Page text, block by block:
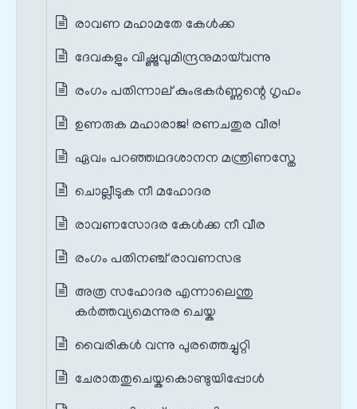
രാവണ മഹാമതേ കേൾക്ക
ദേവകളും വിഷ്ണുവുമിന്ദ്രനുമായ്‌വന്നു
രംഗം പതിന്നാല് കുംഭകർണ്ണന്റെ ഗൃഹം
ഉണരുക മഹാരാജ! രണചതുര വീര!
ഏവം പറഞ്ഞഥദശാനന മന്ത്രിണസ്തേ
ചൊല്ലീടുക നീ മഹോദര
രാവണസോദര കേൾക്ക നീ വീര
രംഗം പതിനഞ്ച് രാവണസഭ
അത്ര സഹോദര എന്നാലെന്തു
കർത്തവ്യമെന്നുര ചെയ്ക
വൈരികൾ വന്നു പുരത്തെച്ചുറ്റി
ചേരാതതുചെയ്കകൊണ്ടുയിപ്പോൾ